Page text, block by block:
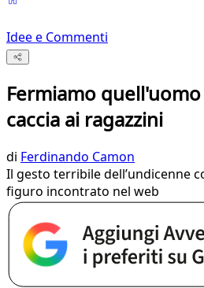
Idee e Commenti
Fermiamo
caccia ai ragazzini
di Ferdinando Camon
Il gesto terribile dell’undicenne
figuro incontrato nel web